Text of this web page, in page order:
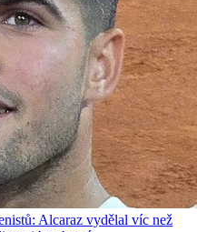
Alcaraz vydělal víc než